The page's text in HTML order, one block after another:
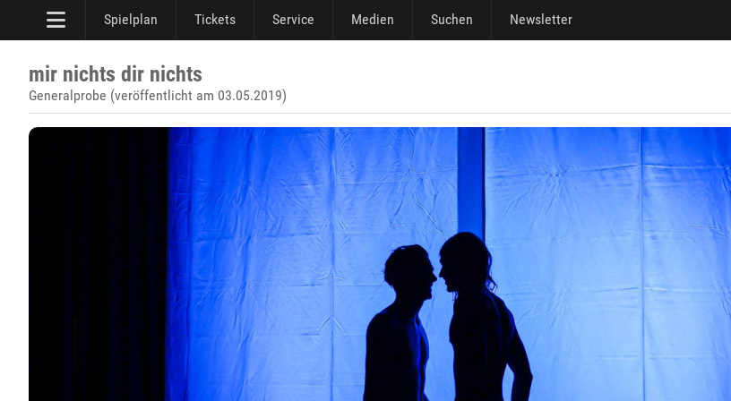
Spielplan Tickets Service Medien Suchen Newsletter
mir nichts dir nichts
Generalprobe (veröffentlicht am 03.05.2019)